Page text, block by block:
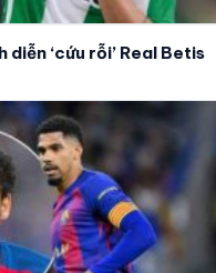
‘cứu rỗi’ Real Betis